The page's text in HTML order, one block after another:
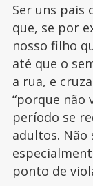
Ser uns pais
que, se por
nosso filho
até que o
a rua, e
“porque não
período se
adultos. Não
ponto de